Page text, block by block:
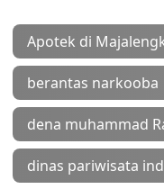
Apotek di
berantas narkooba
dena muhammad
dinas pariwisata